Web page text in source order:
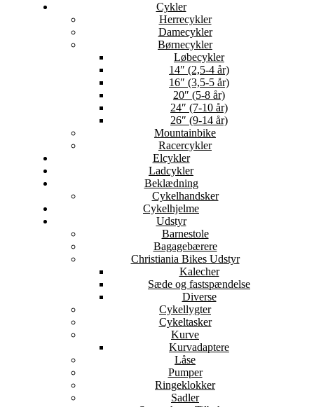
Cykler
Herrecykler
Damecykler
Børnecykler
Løbecykler
14″ (2,5-4 år)
16″ (3,5-5 år)
20″ (5-8 år)
24″ (7-10 år)
26″ (9-14 år)
Mountainbike
Racercykler
Elcykler
Ladcykler
Beklædning
Cykelhandsker
Cykelhjelme
Udstyr
Barnestole
Bagagebærere
Christiania Bikes Udstyr
Kalecher
Sæde og fastspændelse
Diverse
Cykellygter
Cykeltasker
Kurve
Kurvadaptere
Låse
Pumper
Ringeklokker
Sadler